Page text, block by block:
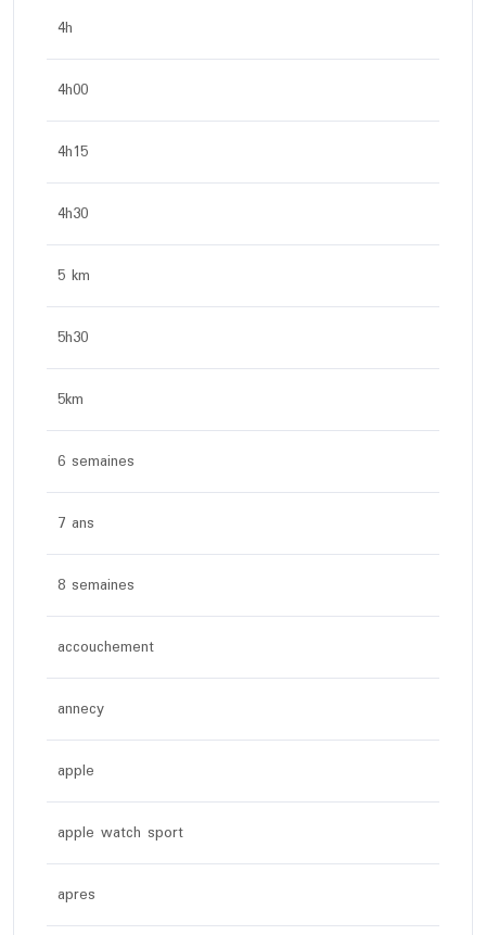
4h
4h00
4h15
4h30
5 km
5h30
5km
6 semaines
7 ans
8 semaines
accouchement
annecy
apple
apple watch sport
apres